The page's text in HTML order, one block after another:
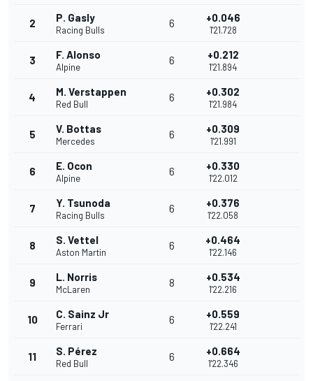
2 P. Gasly
Racing Bulls
6 +0.046
1'21.728
3 F. Alonso
Alpine
6 +0.212
1'21.894
4 M. Verstappen
Red Bull
6 +0.302
1'21.984
5 V. Bottas
Mercedes
6 +0.309
1'21.991
6 E. Ocon
Alpine
6 +0.330
1'22.012
7 Y. Tsunoda
Racing Bulls
6 +0.376
1'22.058
8 S. Vettel
Aston Martin
6 +0.464
1'22.146
9 L. Norris
McLaren
8 +0.534
1'22.216
10 C. Sainz Jr
Ferrari
6 +0.559
1'22.241
11 S. Pérez
Red Bull
6 +0.664
1'22.346